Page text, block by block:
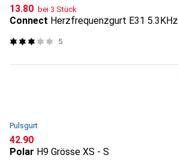
CHF
13.80 bei 3 Stück
Connect Herzfrequenzgurt E31 5.3KHz
5
Pulsgurt
CHF
42.90
Polar H9 Grösse XS - S